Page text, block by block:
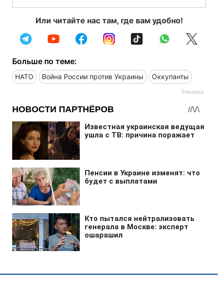
Или читайте нас там, где вам удобно!
Больше по теме:
НАТО Война России против Украины Оккупанты